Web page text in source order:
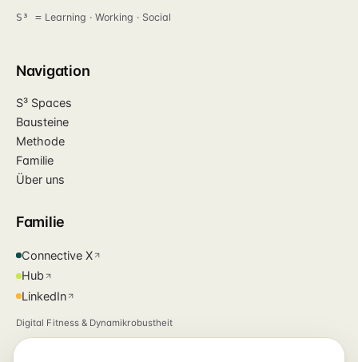
S³ = Learning · Working · Social
Navigation
S³ Spaces
Bausteine
Methode
Familie
Über uns
Familie
Connective X
Hub
LinkedIn
Digital Fitness & Dynamikrobustheit